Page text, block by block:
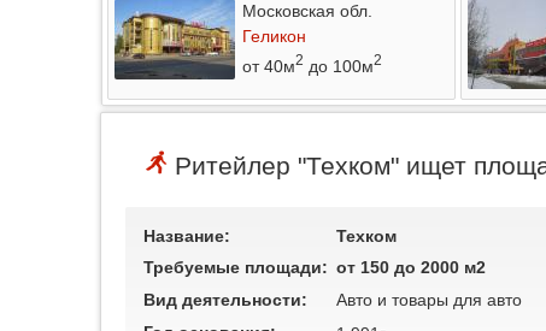
Московская обл.
Геликон
от 40м2 до 100м2
Ритейлер "Техком" ищет
Название:
Техком
Требуемые площади: от 150 до 2000 м2
Вид деятельности:
Авто и товары для авто